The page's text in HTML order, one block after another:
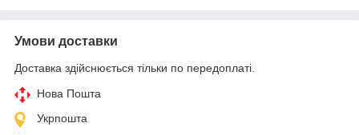
Умови доставки
Доставка здійснюється тільки по передоплаті.
Нова Пошта
Укрпошта